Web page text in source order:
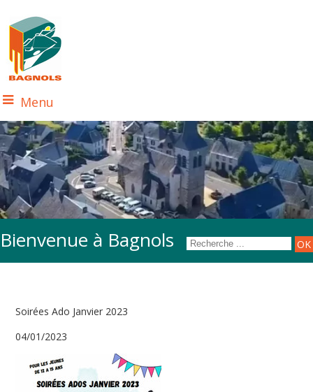
Menu
Bienvenue à Bagnols
Soirées Ado Janvier 2023
04/01/2023